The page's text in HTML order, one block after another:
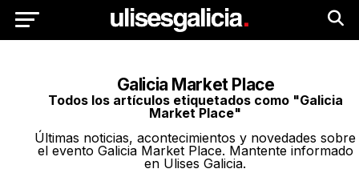
Galicia Market Place
Todos los artículos etiquetados como "Galicia
Market Place"
Últimas noticias, acontecimientos y novedades sobre
el evento Galicia Market Place. Mantente informado
en Ulises Galicia.